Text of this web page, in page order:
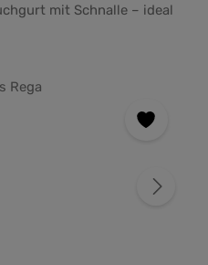
mit Schnalle – ideal